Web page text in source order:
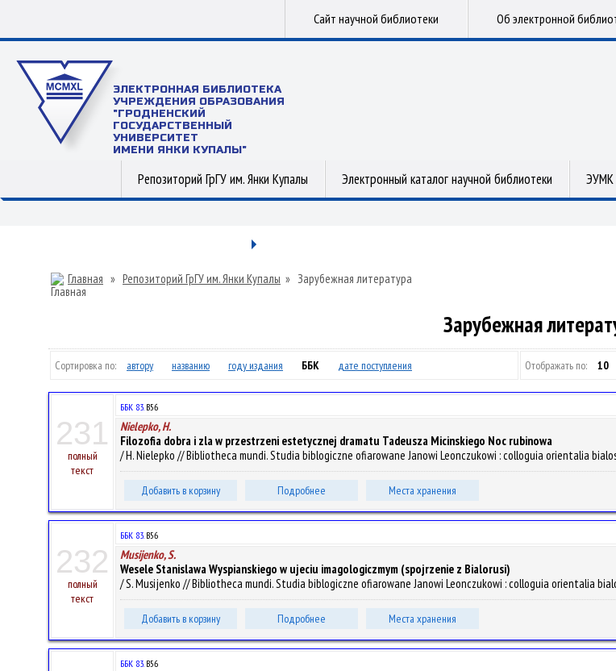
Сайт научной библиотеки Об электронной
ЭЛЕКТРОННАЯ БИБЛИОТЕКА
УЧРЕЖДЕНИЯ ОБРАЗОВАНИЯ
"ГРОДНЕНСКИЙ
ГОСУДАРСТВЕННЫЙ
УНИВЕРСИТЕТ
ИМЕНИ ЯНКИ КУПАЛЫ"
Репозиторий ГрГУ им. Янки Купалы Электронный каталог научной библиотеки ЭУМК
Главная » Репозиторий ГрГУ им. Янки Купалы » Зарубежная литература
Зарубежная
Сортировка по: автору названию году издания ББК дате поступления Отображать по: 10
231
полный
текст
ББК 83.B56
Nielepko, H.
Filozofia dobra i zla w przestrzeni estetycznej dramatu Tadeusza Micinskiego Noc rubinowa
/ H. Nielepko // Bibliotheca mundi. Studia biblogiczne ofiarowane Janowi Leonczukowi : colloguia orientalia
Добавить в корзину Подробнее Места хранения
232
полный
текст
ББК 83.B56
Musijenko, S.
Wesele Stanislawa Wyspianskiego w ujeciu imagologiczmym (spojrzenie z Bialorusi)
/ S. Musijenko // Bibliotheca mundi. Studia biblogiczne ofiarowane Janowi Leonczukowi : colloguia orientalia
Добавить в корзину Подробнее Места хранения
ББК 83.B56